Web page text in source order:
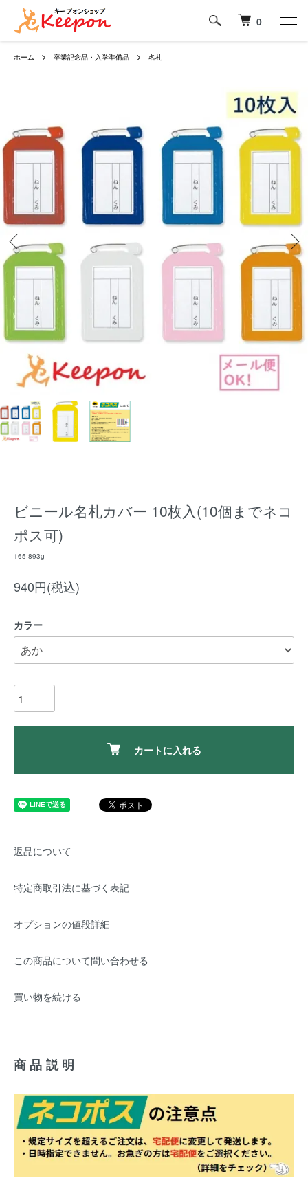
0
ホーム 卒業記念品・入学準備品 名札
ビニール名札カバー 10枚入(10個までネコ
ポス可)
165-893g
940円(税込)
カラー
カートに入れる
返品について
特定商取引法に基づく表記
オプションの値段詳細
この商品について問い合わせる
買い物を続ける
商品説明